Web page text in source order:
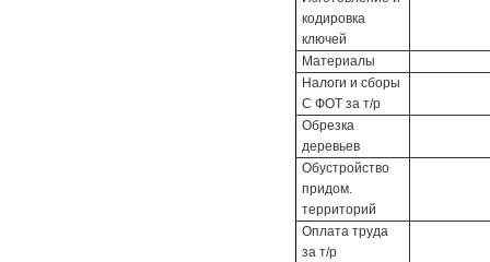
кодировка
ключей
Материалы
Налоги и сборы
С ФОТ за т/р
Обрезка
деревьев
Обустройство
придом.
территорий
Оплата труда
за т/р